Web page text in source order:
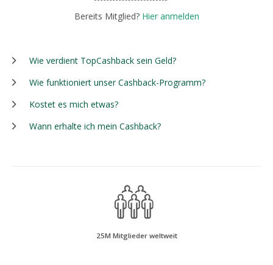
Bereits Mitglied? Hier anmelden
Wie verdient TopCashback sein Geld?
Wie funktioniert unser Cashback-Programm?
Kostet es mich etwas?
Wann erhalte ich mein Cashback?
25M Mitglieder weltweit